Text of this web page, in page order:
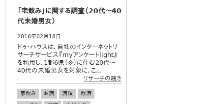
「宅飲み」に関する調査（20代～40
代未婚男女）
2016年02月18日
ドゥ・ハウスは、自社のインターネットリ
サーチサービス『myアンケートlight』
を利用し、1都6県（※）に住む20代～
40代の未婚男女を対象に、こ...
リサーチの続き
家飲み お酒 酒類
飲酒